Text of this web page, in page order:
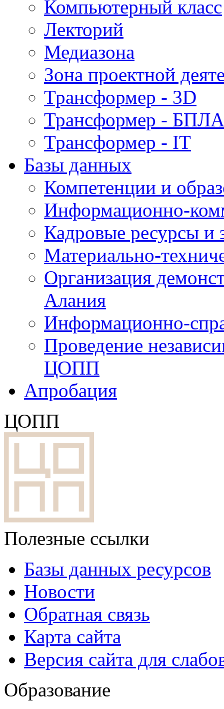
Компьютерный класс
Лекторий
Медиазона
Зона проектной
Трансформер - 3D
Трансформер - БПЛА
Трансформер - IT
Базы данных
Компетенции и
Информационно-
Кадровые ресурсы
Материально-
Организация
Алания
Информационно-
Проведение
ЦОПП
Апробация
ЦОПП
Полезные ссылки
Базы данных ресурсов
Новости
Обратная связь
Карта сайта
Версия сайта для
Образование